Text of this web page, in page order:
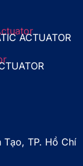
ACTUATOR
TP. Hồ Chí